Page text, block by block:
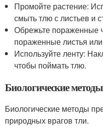
Промойте растение:
смыть тлю с листьев и
Обрежьте пораженные
пораженные листья
Используйте ленту:
чтобы поймать тлю.
Биологические методы
Биологические методы
природных врагов тли.